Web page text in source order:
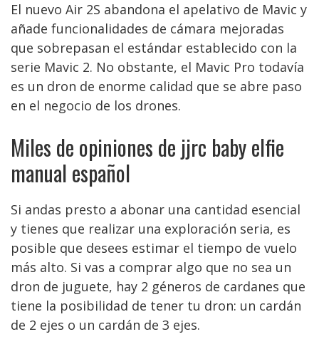
El nuevo Air 2S abandona el apelativo de Mavic y
añade funcionalidades de cámara mejoradas
que sobrepasan el estándar establecido con la
serie Mavic 2. No obstante, el Mavic Pro todavía
es un dron de enorme calidad que se abre paso
en el negocio de los drones.
Miles de opiniones de jjrc baby elfie
manual español
Si andas presto a abonar una cantidad esencial
y tienes que realizar una exploración seria, es
posible que desees estimar el tiempo de vuelo
más alto. Si vas a comprar algo que no sea un
dron de juguete, hay 2 géneros de cardanes que
tiene la posibilidad de tener tu dron: un cardán
de 2 ejes o un cardán de 3 ejes.